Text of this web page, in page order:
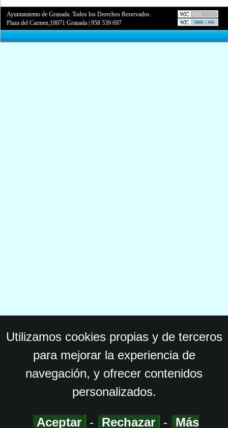
Ayuntamiento de Granada. Todos los Derechos Reservados.
Plaza del Carmen,18071 Granada |958 539 697
Utilizamos cookies propias y de terceros
para mejorar la experiencia de
navegación, y ofrecer contenidos
personalizados.
Aceptar - Rechazar - Más